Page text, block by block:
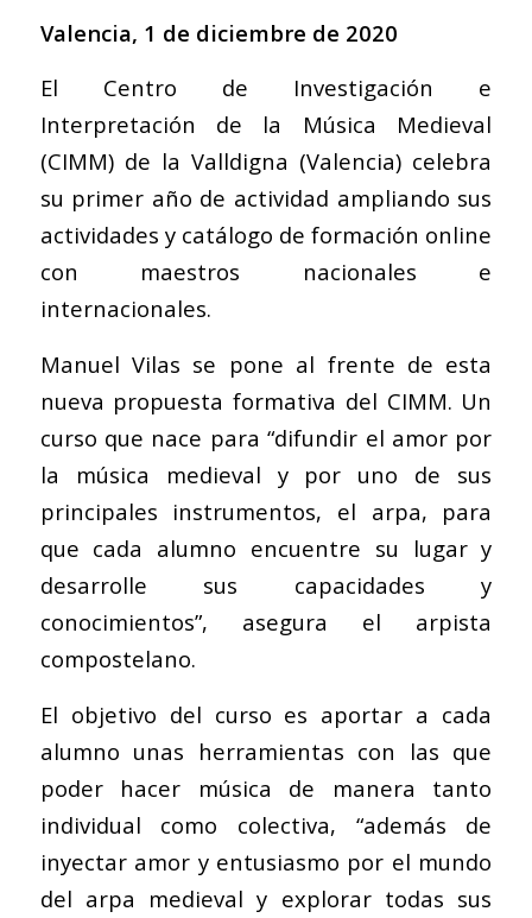
Valencia, 1 de diciembre de 2020
El Centro de Investigación e
Interpretación de la Música Medieval
(CIMM) de la Valldigna (Valencia) celebra
su primer año de actividad ampliando sus
actividades y catálogo de formación online
con maestros nacionales e
internacionales.
Manuel Vilas se pone al frente de esta
nueva propuesta formativa del CIMM. Un
curso que nace para “difundir el amor por
la música medieval y por uno de sus
principales instrumentos, el arpa, para
que cada alumno encuentre su lugar y
desarrolle sus capacidades y
conocimientos”, asegura el arpista
compostelano.
El objetivo del curso es aportar a cada
alumno unas herramientas con las que
poder hacer música de manera tanto
individual como colectiva, “además de
inyectar amor y entusiasmo por el mundo
del arpa medieval y explorar todas sus